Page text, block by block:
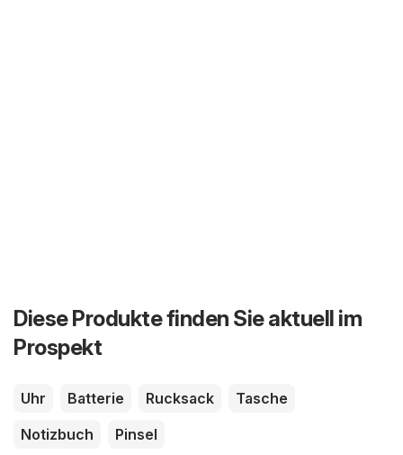
Diese Produkte finden Sie aktuell im
Prospekt
Uhr Batterie Rucksack
Tasche
Notizbuch
Pinsel